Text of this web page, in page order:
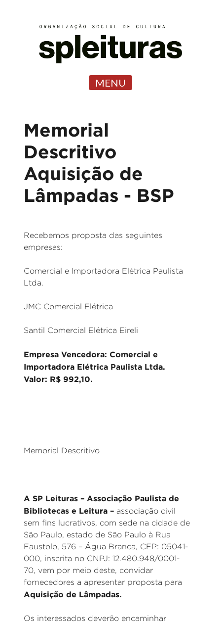
MENU
Memorial
Descritivo
Aquisição de
Lâmpadas - BSP
Recebemos proposta das seguintes
empresas:
Comercial e Importadora Elétrica Paulista
Ltda.
JMC Comercial Elétrica
Santil Comercial Elétrica Eireli
Empresa Vencedora: Comercial e
Importadora Elétrica Paulista Ltda.
Valor: R$ 992,10.
Memorial Descritivo
A SP Leituras – Associação Paulista de
Bibliotecas e Leitura – associação civil
sem fins lucrativos, com sede na cidade de
São Paulo, estado de São Paulo à Rua
Faustolo, 576 – Água Branca, CEP: 05041-
000, inscrita no CNPJ: 12.480.948/0001-
70, vem por meio deste, convidar
fornecedores a apresentar proposta para
Aquisição de Lâmpadas.
Os interessados deverão encaminhar